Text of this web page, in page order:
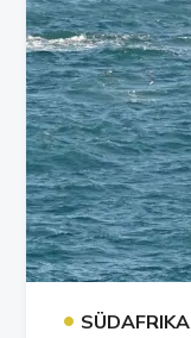
• SÜDAFRIKA